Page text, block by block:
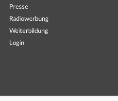
Presse
Radiowerbung
Weiterbildung
Login